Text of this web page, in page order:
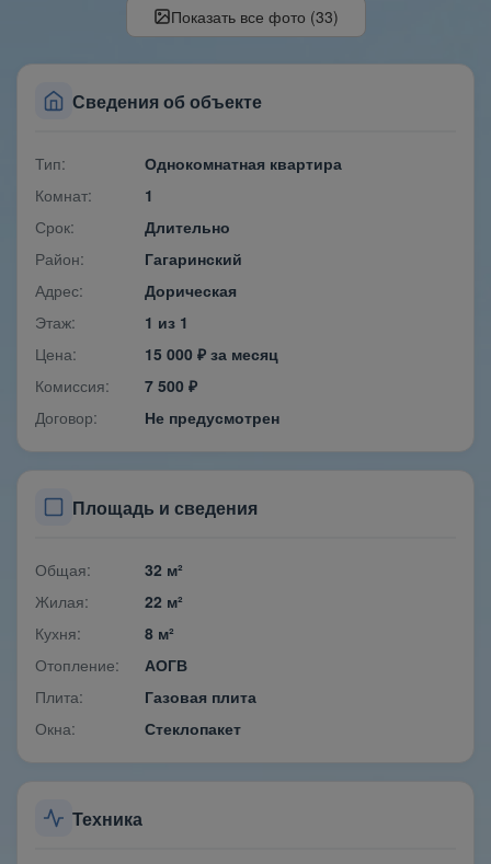
Показать все фото (33)
Сведения об объекте
Тип:
Однокомнатная квартира
Комнат:
1
Срок:
Длительно
Район:
Гагаринский
Адрес:
Дорическая
Этаж:
1 из 1
Цена:
15 000 ₽ за месяц
Комиссия:
7 500 ₽
Договор:
Не предусмотрен
Площадь и сведения
Общая:
32 м²
Жилая:
22 м²
Кухня:
8 м²
Отопление:
АОГВ
Плита:
Газовая плита
Окна:
Стеклопакет
Техника